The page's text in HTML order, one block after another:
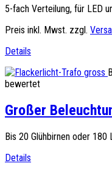
5-fach Verteilung, für LED
Preis inkl. Mwst. zzgl.
Details
bewertet
Großer
Bis 20 Glühbirnen oder 180
Details